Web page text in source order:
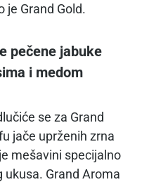
je Grand Gold.
pečene jabuke
i medom
se za Grand
jače uprženih zrna
mešavini specijalno
Grand Aroma